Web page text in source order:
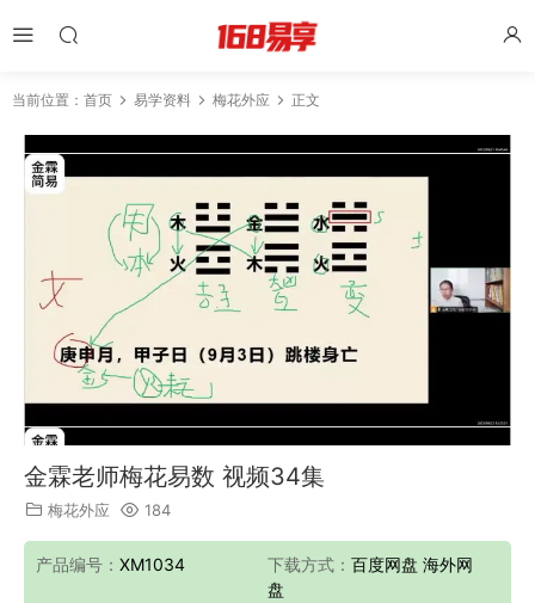
当前位置： 首页 易学资料 梅花外应 正文
金霖老师梅花易数 视频34集
梅花外应 184
产品编号： XM1034 下载方式： 百度网盘 海外网
盘